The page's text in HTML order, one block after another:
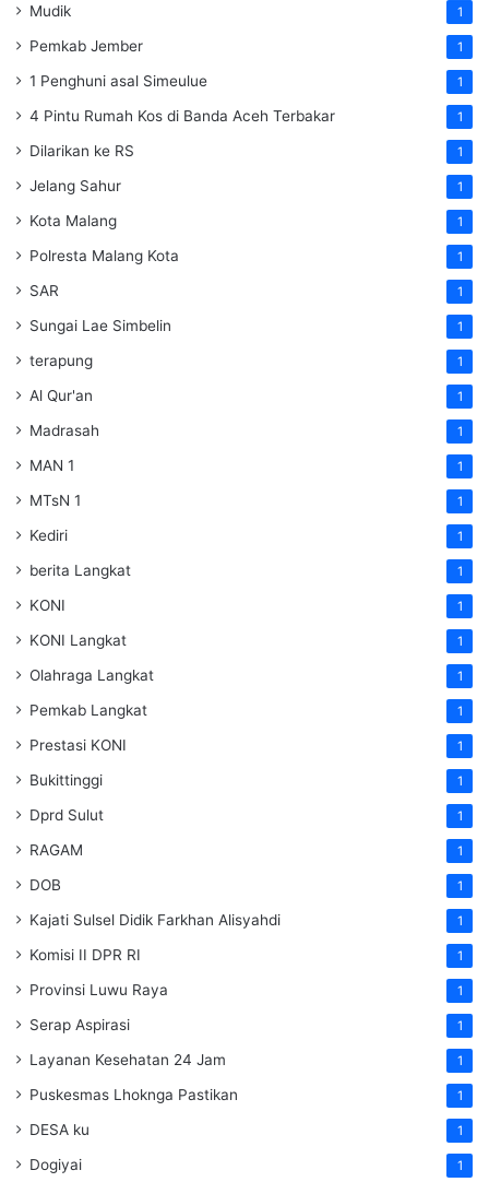
Mudik 1
Pemkab Jember 1
1 Penghuni asal Simeulue 1
4 Pintu Rumah Kos di Banda Aceh Terbakar 1
Dilarikan ke RS 1
Jelang Sahur 1
Kota Malang 1
Polresta Malang Kota 1
SAR 1
Sungai Lae Simbelin 1
terapung 1
Al Qur'an 1
Madrasah 1
MAN 1 1
MTsN 1 1
Kediri 1
berita Langkat 1
KONI 1
KONI Langkat 1
Olahraga Langkat 1
Pemkab Langkat 1
Prestasi KONI 1
Bukittinggi 1
Dprd Sulut 1
RAGAM 1
DOB 1
Kajati Sulsel Didik Farkhan Alisyahdi 1
Komisi II DPR RI 1
Provinsi Luwu Raya 1
Serap Aspirasi 1
Layanan Kesehatan 24 Jam 1
Puskesmas Lhoknga Pastikan 1
DESA ku 1
Dogiyai 1